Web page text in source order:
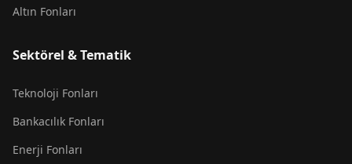
Altın Fonları
Sektörel & Tematik
Teknoloji Fonları
Bankacılık Fonları
Enerji Fonları